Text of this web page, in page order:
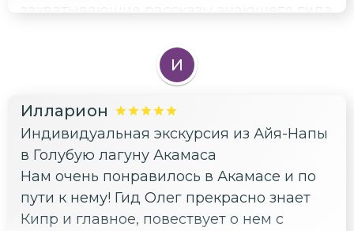
воспоминания) Спасибо, очень довольна
И
Илларион
Индивидуальная экскурсия из Айя-Напы
в Голубую лагуну Акамаса
Нам очень понравилось в Акамасе и по
пути к нему! Гид Олег прекрасно знает
Кипр и главное, повествует о нем с